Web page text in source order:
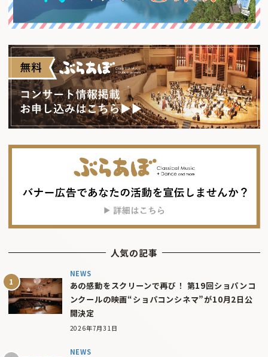
人気の記事
NEWS
あの感動をスクリーンで再び！ 第19回ショパンコ
ンクールの映画“ショパコンシネマ”が10月2日公
開決定
2026年7月31日
NEWS